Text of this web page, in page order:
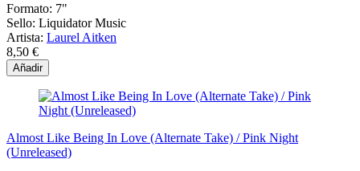
Formato: 7"
Sello: Liquidator Music
Artista: Laurel Aitken
8,50 €
Añadir
Almost Like Being In Love (Alternate Take) / Pink Night
(Unreleased)